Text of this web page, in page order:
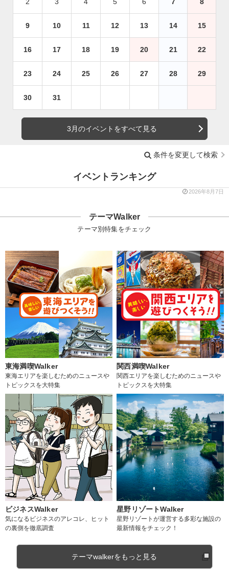
9 10 11 12 13 14 15
16 17 18 19 20 21 22
23 24 25 26 27 28 29
30 31
3月のイベントをすべて見る
条件を変更して検索
イベントランキング
2026年8月7日
テーマWalker
テーマ別特集をチェック
東海満喫Walker
東海エリアを楽しむためのニュースや
トピックスを大特集
関西満喫Walker
関西エリアを楽しむためのニュースや
トピックスを大特集
ビジネスWalker
気になるビジネスのアレコレ、ヒット
の裏側を徹底調査
星野リゾートWalker
星野リゾートが運営する多彩な施設の
最新情報をチェック！
テーマwalkerをもっと見る